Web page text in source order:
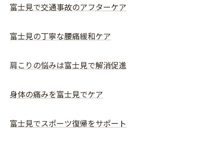
富士見で交通事故のアフターケア
富士見の丁寧な腰痛緩和ケア
肩こりの悩みは富士見で解消促進
身体の痛みを富士見でケア
富士見でスポーツ復帰をサポート